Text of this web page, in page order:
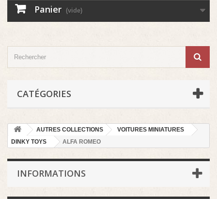
Panier (vide)
CATÉGORIES
AUTRES COLLECTIONS
VOITURES MINIATURES
DINKY TOYS
ALFA ROMEO
INFORMATIONS